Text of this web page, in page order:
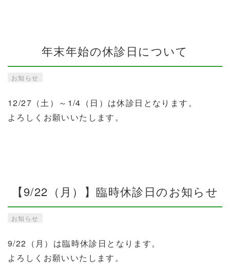
年末年始の休診日について
お知らせ
12/27（土）～1/4（日）は休診日となります。
よろしくお願いいたします。
【9/22（月）】臨時休診日のお知らせ
お知らせ
9/22（月）は臨時休診日となります。
よろしくお願いいたします。